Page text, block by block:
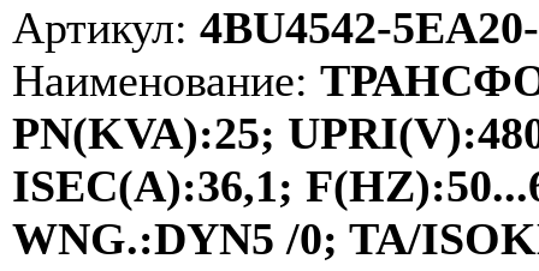
Артикул: 4BU4542-
Наименование:
PN(KVA):25;
ISEC(A):36,1;
WNG.:DYN5 /0; TA/